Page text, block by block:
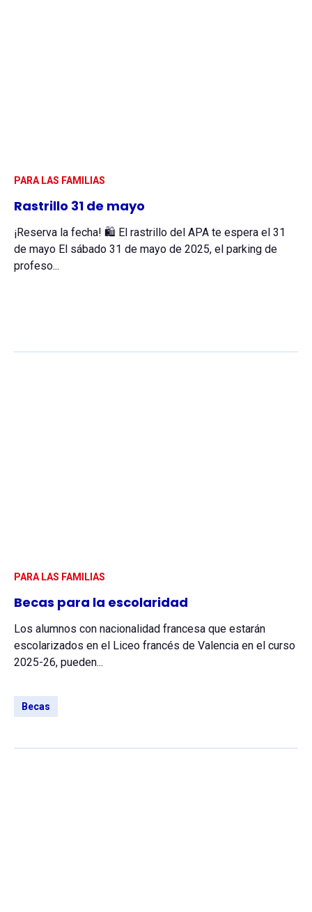
PARA LAS FAMILIAS
Rastrillo 31 de mayo
¡Reserva la fecha! 🛍️ El rastrillo del APA te espera el 31
de mayo El sábado 31 de mayo de 2025, el parking de
profeso...
PARA LAS FAMILIAS
Becas para la escolaridad
Los alumnos con nacionalidad francesa que estarán
escolarizados en el Liceo francés de Valencia en el curso
2025-26, pueden...
Becas